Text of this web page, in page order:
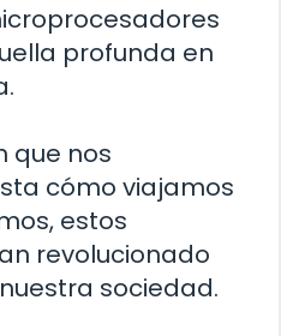
profunda en
que nos
cómo viajamos
estos
revolucionado
sociedad.